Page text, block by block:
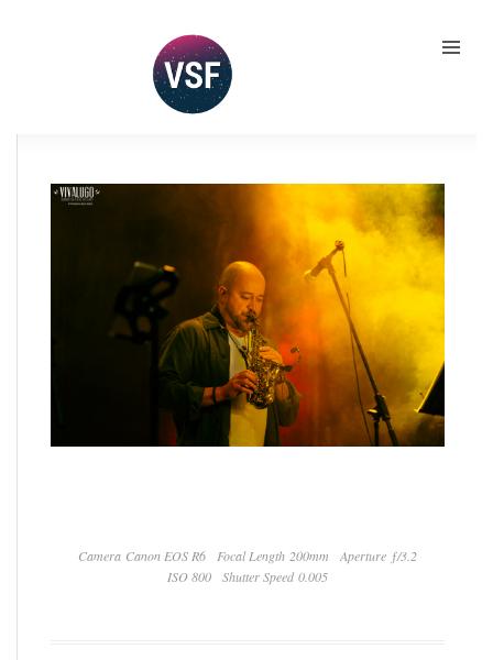
Camera Canon EOS R6 Focal Length 200mm
Aperture ƒ/3.2
ISO 800
Shutter Speed 0.005